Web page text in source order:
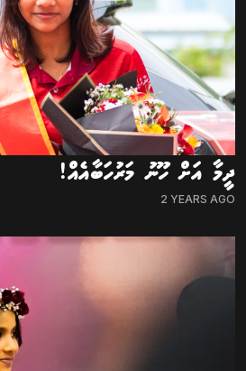
ދީމާ އަށް ހޫނު މަރުހަބާއެއް!
2 YEARS AGO